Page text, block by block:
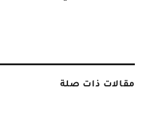
مقالات ذات صلة